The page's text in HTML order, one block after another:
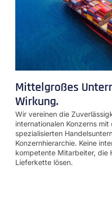
Mittelgroßes
Wirkung.
Wir vereinen die
internationalen Konzerns
spezialisierten
Konzernhierarchie. Keine
kompetente Mitarbeiter, die
Lieferkette lösen.